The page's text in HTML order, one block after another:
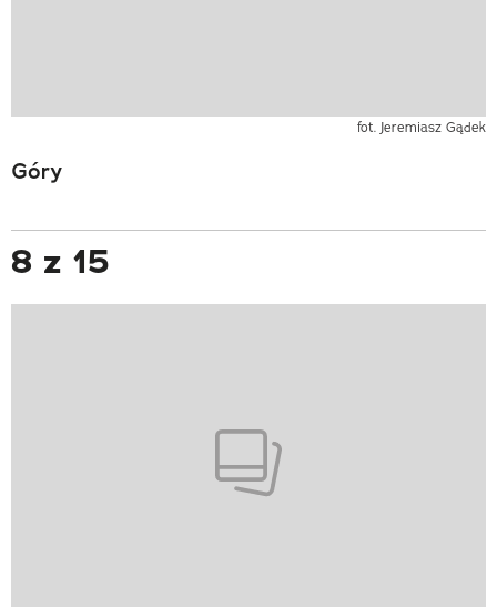
fot. Jeremiasz Gądek
Góry
8 z 15